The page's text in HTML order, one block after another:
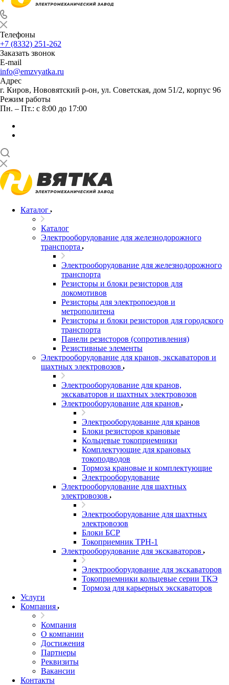
Телефоны
+7 (8332) 251-262
Заказать звонок
E-mail
info@emzvyatka.ru
Адрес
г. Киров, Нововятский р-он, ул. Советская, дом 51/2, корпус 96
Режим работы
Пн. – Пт.: с 8:00 до 17:00
Каталог
Каталог
Электрооборудование для железнодорожного
транспорта
Электрооборудование для железнодорожного
транспорта
Резисторы и блоки резисторов для
локомотивов
Резисторы для электропоездов и
метрополитена
Резисторы и блоки резисторов для городского
транспорта
Панели резисторов (сопротивления)
Резистивные элементы
Электрооборудование для кранов, экскаваторов и
шахтных электровозов
Электрооборудование для кранов,
экскаваторов и шахтных электровозов
Электрооборудование для кранов
Электрооборудование для кранов
Блоки резисторов крановые
Кольцевые токоприемники
Комплектующие для крановых
токоподводов
Тормоза крановые и комплектующие
Электрооборудование
Электрооборудование для шахтных
электровозов
Электрооборудование для шахтных
электровозов
Блоки БСР
Токоприемник ТРН-1
Электрооборудование для экскаваторов
Электрооборудование для экскаваторов
Токоприемники кольцевые серии ТКЭ
Тормоза для карьерных экскаваторов
Услуги
Компания
Компания
О компании
Достижения
Партнеры
Реквизиты
Вакансии
Контакты